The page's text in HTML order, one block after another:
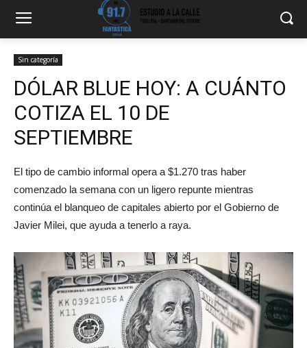
Sin categoría
DÓLAR BLUE HOY: A CUÁNTO
COTIZA EL 10 DE
SEPTIEMBRE
El tipo de cambio informal opera a $1.270 tras haber
comenzado la semana con un ligero repunte mientras
continúa el blanqueo de capitales abierto por el Gobierno de
Javier Milei, que ayuda a tenerlo a raya.